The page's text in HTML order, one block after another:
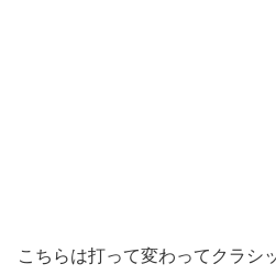
こちらは打って変わってクラシ